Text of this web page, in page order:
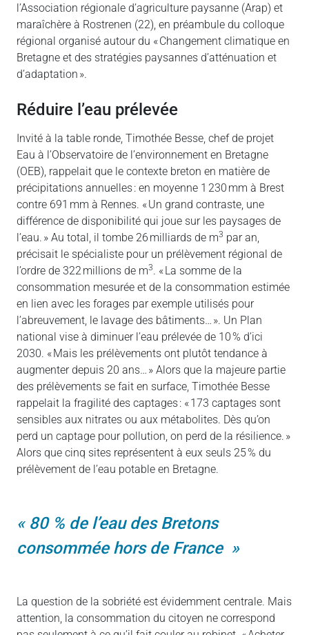
l’Association régionale d’agriculture paysanne (Arap) et
maraîchère à Rostrenen (22), en préambule du colloque
régional organisé autour du « Changement climatique en
Bretagne et des stratégies paysannes d’atténuation et
d’adaptation ».
réduire l’eau prélevée
Invité à la table ronde, Timothée Besse, chef de projet
Eau à l’Observatoire de l’environnement en Bretagne
(OEB), rappelait que le contexte breton en matière de
précipitations annuelles : en moyenne 1 230 mm à Brest
contre 691 mm à Rennes. « Un grand contraste, une
différence de disponibilité qui joue sur les paysages de
l’eau. » Au total, il tombe 26 milliards de m3 par an,
précisait le spécialiste pour un prélèvement régional de
l’ordre de 322 millions de m3. « La somme de la
consommation mesurée et de la consommation estimée
en lien avec les forages par exemple utilisés pour
l’abreuvement, le lavage des bâtiments… ». Un Plan
national vise à diminuer l’eau prélevée de 10 % d’ici
2030. « Mais les prélèvements ont plutôt tendance à
augmenter depuis 20 ans… » Alors que la majeure partie
des prélèvements se fait en surface, Timothée Besse
rappelait la fragilité des captages : « 173 captages sont
sensibles aux nitrates ou aux métabolites. Dès qu’on
perd un captage pour pollution, on perd de la résilience. »
Alors que cinq sites représentent à eux seuls 25 % du
prélèvement de l’eau potable en Bretagne.
80 % de l’eau des Bretons
consommée hors de France
La question de la sobriété est évidemment centrale. Mais
attention, la consommation du citoyen ne correspond